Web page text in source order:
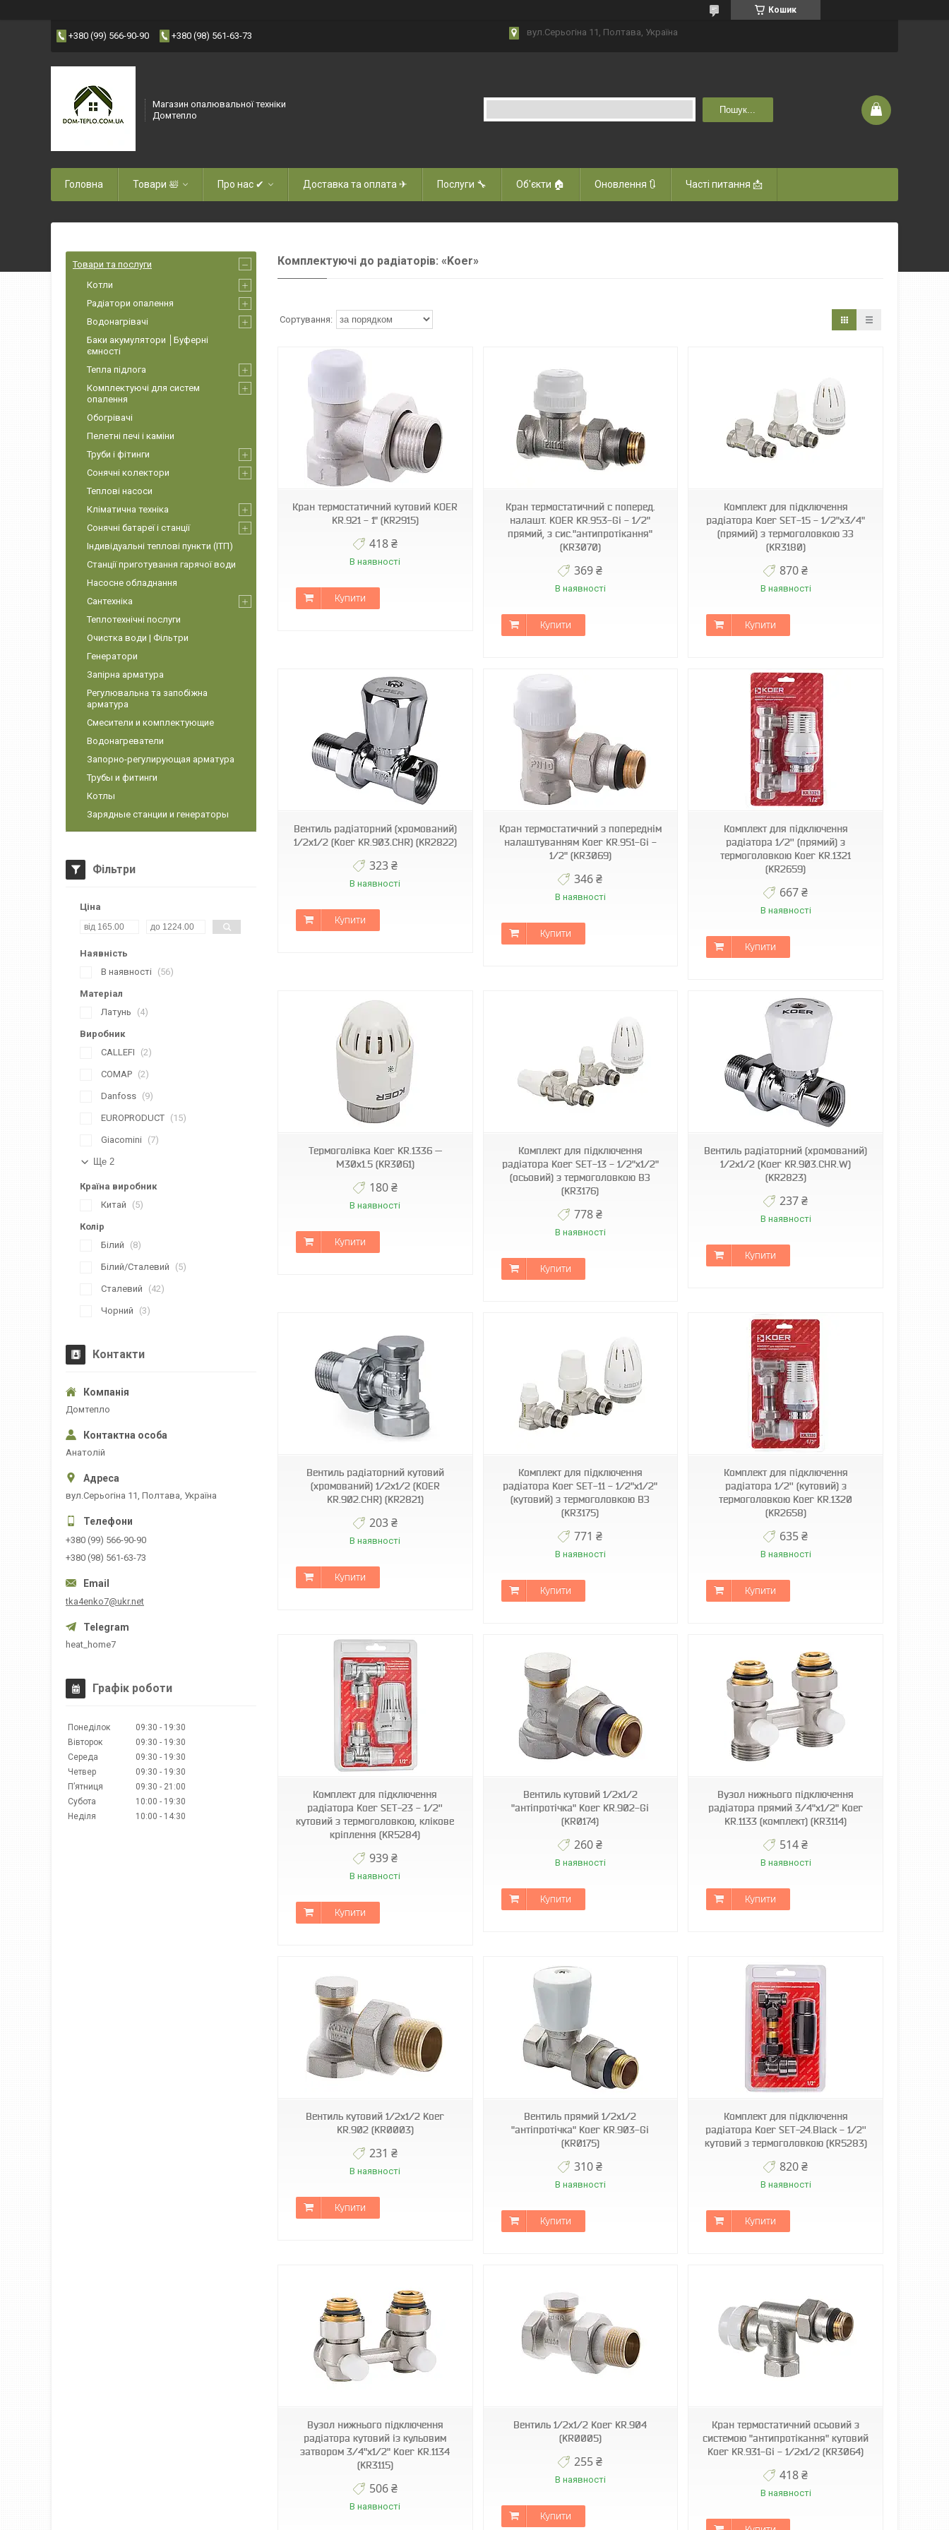
Кошик
+380 (99) 566-90-90 +380 (98) 561-63-73 вул.Серьогіна 11, Полтава, Україна
Магазин опалювальної техніки
Домтепло
Пошук...
Головна Товари 🛀 Про нас ✔ Доставка та оплата ✈ Послуги 🔧 Об'єкти 🏠 Оновлення 🔃 Часті питання 📩
Комплектуючі до радіаторів: «Koer»
KR2915
Кран термостатичний кутовий KOER
KR.921 - 1" (KR2915)
418 ₴
В наявності
Купити
KR3070
Кран термостатичний с поперед.
налашт. KOER KR.953-Gi - 1/2"
прямий, з сис."антипротікання"
(KR3070)
369 ₴
В наявності
Купити
KR3180
Комплект для підключення
радіатора Koer SET-15 - 1/2"x3/4"
(прямий) з термоголовкою ЗЗ
(KR3180)
870 ₴
В наявності
Купити
KR2822
Вентиль радіаторний (хромований)
1/2x1/2 (Koer KR.903.CHR) (KR2822)
323 ₴
В наявності
Купити
KR3069
Кран термостатичний з попереднім
налаштуванням Koer KR.951-Gi -
1/2" (KR3069)
346 ₴
В наявності
Купити
KR2659
Комплект для підключення
радіатора 1/2'' (прямий) з
термоголовкою Koer KR.1321
(KR2659)
667 ₴
В наявності
Купити
Термоголівка Koer KR.1336 —
M30x1.5 (KR3061)
180 ₴
В наявності
Купити
Комплект для підключення
радіатора Koer SET-13 - 1/2"x1/2"
(осьовий) з термоголовкою ВЗ
(KR3176)
778 ₴
В наявності
Купити
Вентиль радіаторний (хромований)
1/2x1/2 (Koer KR.903.CHR.W)
(KR2823)
237 ₴
В наявності
Купити
Вентиль радіаторний кутовий
(хромований) 1/2x1/2 (KOER
KR.902.CHR) (KR2821)
203 ₴
В наявності
Купити
Комплект для підключення
радіатора Koer SET-11 - 1/2"x1/2"
(кутовий) з термоголовкою ВЗ
(KR3175)
771 ₴
В наявності
Купити
KR2658
Комплект для підключення
радіатора 1/2'' (кутовий) з
термоголовкою Koer KR.1320
(KR2658)
635 ₴
В наявності
Купити
Комплект для підключення
радіатора Koer SET-23 - 1/2''
кутовий з термоголовкою, клікове
кріплення (KR5284)
939 ₴
В наявності
Купити
KR0174
Вентиль кутовий 1/2x1/2
"антіпротічка" Koer KR.902-Gi
(KR0174)
260 ₴
В наявності
Купити
KR3114
Вузол нижнього підключення
радіатора прямий 3/4"x1/2" Koer
KR.1133 (комплект) (KR3114)
514 ₴
В наявності
Купити
Вентиль кутовий 1/2x1/2 Koer
KR.902 (KR0003)
231 ₴
В наявності
Купити
KR0175
Вентиль прямий 1/2x1/2
"антіпротічка" Koer KR.903-Gi
(KR0175)
310 ₴
В наявності
Купити
KR5283
Комплект для підключення
радіатора Koer SET-24.Black - 1/2''
кутовий з термоголовкою (KR5283)
820 ₴
В наявності
Купити
Вузол нижнього підключення
радіатора кутовий із кульовим
затвором 3/4"x1/2" Koer KR.1134
(KR3115)
506 ₴
В наявності
KR0005
Вентиль 1/2x1/2 Koer KR.904
(KR0005)
255 ₴
В наявності
Купити
Кран термостатичний осьовий з
системою "антипротікання" кутовий
Koer KR.931-Gi - 1/2x1/2 (KR3064)
418 ₴
В наявності
Товари та послуги
Котли
Радіатори опалення
Водонагрівачі
Баки акумулятори │Буферні
ємності
Тепла підлога
Комплектуючі для систем
опалення
Обогрівачі
Пелетні печі і каміни
Труби і фітинги
Сонячні колектори
Теплові насоси
Кліматична техніка
Сонячні батареї і станції
Індивідуальні теплові пункти (ІТП)
Станції приготування гарячої води
Насосне обладнання
Сантехніка
Теплотехнічні послуги
Очистка води | Фільтри
Генератори
Запірна арматура
Регулювальна та запобіжна
арматура
Смесители и комплектующие
Водонагреватели
Запорно-регулирующая арматура
Трубы и фитинги
Котлы
Зарядные станции и генераторы
Фільтри
Ціна
Наявність
В наявності
56
Матеріал
Латунь
4
Виробник
CALLEFI
2
COMAP 2
Danfoss 9
EUROPRODUCT 15
Giacomini 7
Ще 2
Країна виробник
Китай
5
Колір
Білий
8
Білий/Сталевий 5
Сталевий 42
Чорний 3
Контакти
Домтепло
Анатолій
вул.Серьогіна 11, Полтава, Україна
+380 (99) 566-90-90
+380 (98) 561-63-73
tka4enko7@ukr.net
heat_home7
Графік роботи
Понеділок 09:30
19:30
Вівторок
09:30
19:30
Середа
09:30
19:30
Четвер
09:30
19:30
Пʼятниця
09:30
21:00
Субота
10:00
19:30
Неділя
10:00 14:30